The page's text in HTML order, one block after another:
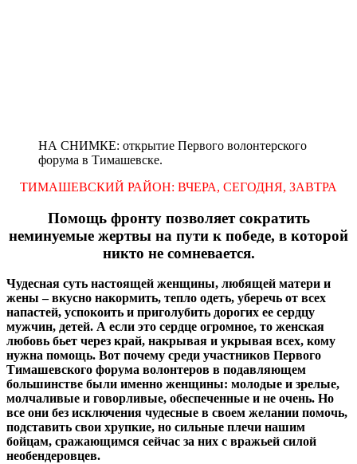
НА СНИМКЕ: открытие Первого волонтерского
форума в Тимашевске.
ТИМАШЕВСКИЙ РАЙОН: ВЧЕРА, СЕГОДНЯ, ЗАВТРА
Помощь фронту позволяет сократить
неминуемые жертвы на пути к победе, в которой
никто не сомневается.
Чудесная суть настоящей женщины, любящей матери и
жены – вкусно накормить, тепло одеть, уберечь от всех
напастей, успокоить и приголубить дорогих ее сердцу
мужчин, детей. А если это сердце огромное, то женская
любовь бьет через край, накрывая и укрывая всех, кому
нужна помощь. Вот почему среди участников Первого
Тимашевского форума волонтеров в подавляющем
большинстве были именно женщины: молодые и зрелые,
молчаливые и говорливые, обеспеченные и не очень. Но
все они без исключения чудесные в своем желании помочь,
подставить свои хрупкие, но сильные плечи нашим
бойцам, сражающимся сейчас за них с вражьей силой
необендеровцев.